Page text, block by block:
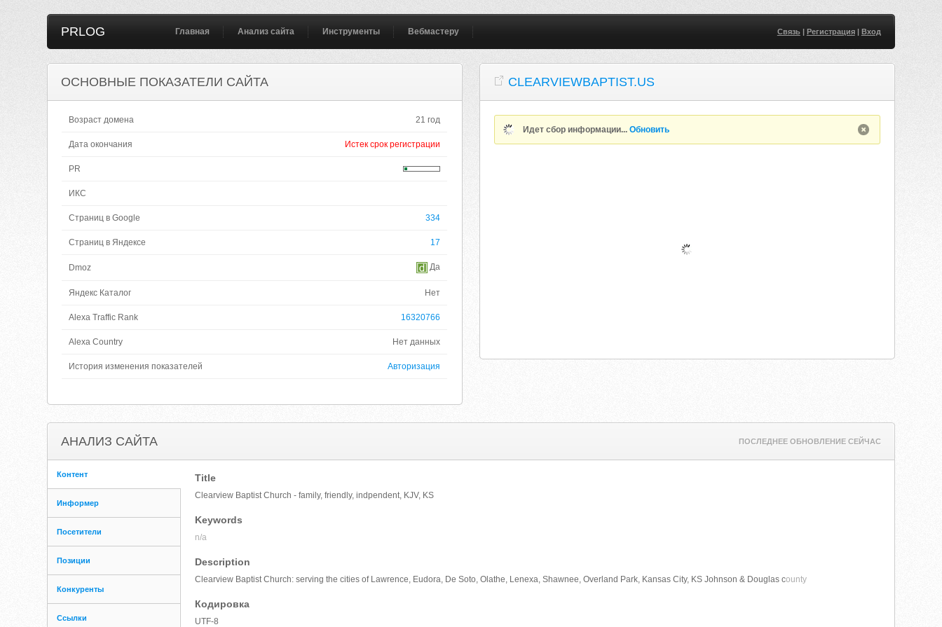
PRLOG Главная Анализ сайта Инструменты Вебмастеру Связь| Регистрация| Вход
ОСНОВНЫЕ ПОКАЗАТЕЛИ САЙТА
Возраст домена 21 год
Дата окончания Истек срок регистрации
PR
ИКС
Страниц в Google 334
Страниц в Яндексе 17
Dmoz Да
Яндекс Каталог Нет
Alexa Traffic Rank 16320766
Alexa Country Нет данных
История изменения показателей Авторизация
CLEARVIEWBAPTIST.US
Идет сбор информации...Обновить
АНАЛИЗ САЙТА ПОСЛЕДНЕЕ ОБНОВЛЕНИЕ СЕЙЧАС
Контент
Информер
Посетители
Позиции
Конкуренты
Ссылки
Title
Clearview Baptist Church - family, friendly, indpendent, KJV, KS
Keywords
n/a
Description
Clearview Baptist Church: serving the cities of Lawrence, Eudora, De Soto, Olathe, Lenexa, Shawnee, Overland Park, Kansas City, KS Johnson & Douglas county
Кодировка
UTF-8